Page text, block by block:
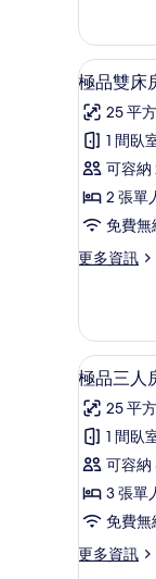
所
有
相
片
雙
床
房
詳
情
顯
示
極
品
雙
床
的
有
相
片
3
極品雙床
25 平
1 間臥
可容納
2 張單
免費無
更多資訊
更
雙
床
房
詳
情
顯
示
極
品
三
人
的
3
極品三人
25 平
1 間臥
可容納
3 張單
免費無
更多資訊
更